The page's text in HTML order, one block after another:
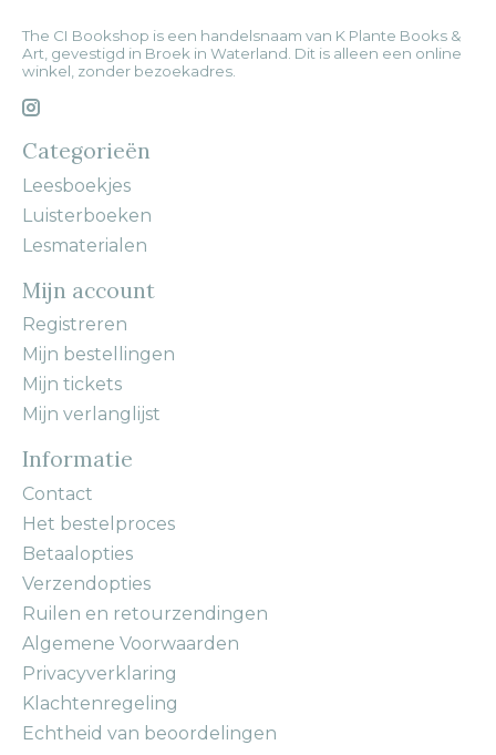
The CI Bookshop is een handelsnaam van K Plante Books &
Art, gevestigd in Broek in Waterland. Dit is alleen een online
winkel, zonder bezoekadres.
Categorieën
Leesboekjes
Luisterboeken
Lesmaterialen
Mijn account
Registreren
Mijn bestellingen
Mijn tickets
Mijn verlanglijst
Informatie
Contact
Het bestelproces
Betaalopties
Verzendopties
Ruilen en retourzendingen
Algemene Voorwaarden
Privacyverklaring
Klachtenregeling
Echtheid van beoordelingen